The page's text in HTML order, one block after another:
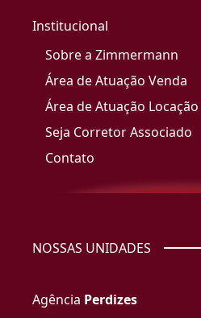
Institucional
Sobre a Zimmermann
Área de Atuação Venda
Área de Atuação Locação
Seja Corretor Associado
Contato
NOSSAS UNIDADES
Agência Perdizes